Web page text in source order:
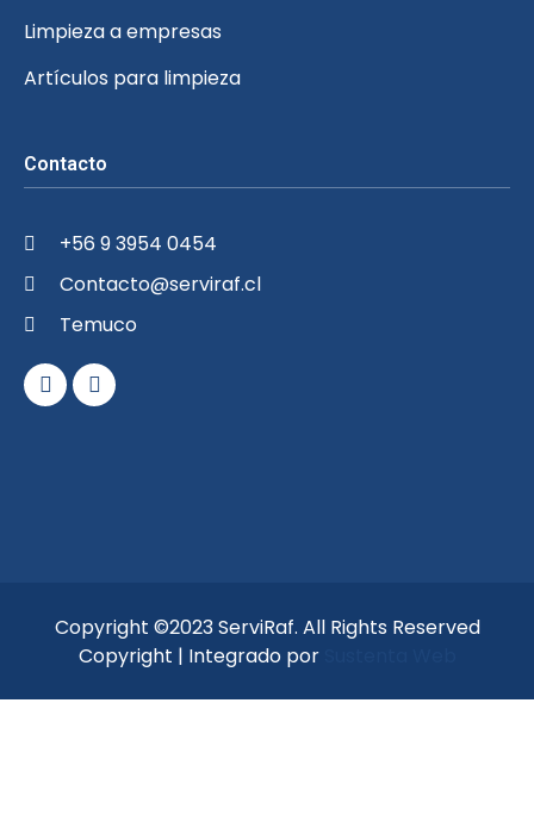
Limpieza a empresas
Artículos para limpieza
Contacto
+56 9 3954 0454
Contacto@serviraf.cl
Temuco
Copyright ©2023 ServiRaf. All Rights Reserved
Copyright | Integrado por